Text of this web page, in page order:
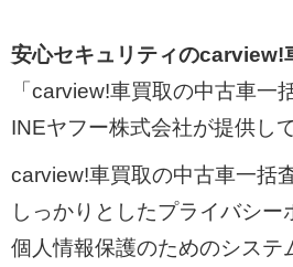
安心セキュリティのcarview!
「carview!車買取の中古車一
INEヤフー株式会社が提供し
carview!車買取の中古車一括
しっかりとしたプライバシー
個人情報保護のためのシステ